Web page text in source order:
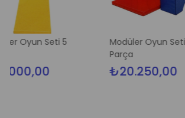
Seti 5
Modüler Oyun Seti 4
₺20.250,00